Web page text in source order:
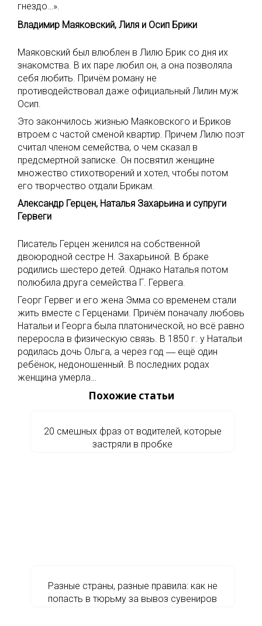
гнездо…».
Владимир Маяковский, Лиля и Осип Брики
Маяковский был влюблен в Лилю Брик со дня их
знакомства. В их паре любил он, а она позволяла
себя любить. Причём роману не
противодействовал даже официальный Лилин муж
Осип.
Это закончилось жизнью Маяковского и Бриков
втроем с частой сменой квартир. Причем Лилю поэт
считал членом семейства, о чем сказал в
предсмертной записке. Он посвятил женщине
множество стихотворений и хотел, чтобы потом
его творчество отдали Брикам.
Александр Герцен, Наталья Захарьина и супруги
Гервеги
Писатель Герцен женился на собственной
двоюродной сестре Н. Захарьиной. В браке
родились шестеро детей. Однако Наталья потом
полюбила друга семейства Г. Гервега.
Георг Гервег и его жена Эмма со временем стали
жить вместе с Герценами. Причём поначалу любовь
Натальи и Георга была платонической, но всё равно
переросла в физическую связь. В 1850 г. у Натальи
родилась дочь Ольга, а через год ― ещё один
ребёнок, недоношенный. В последних родах
женщина умерла…
Похожие статьи
20 смешных фраз от водителей, которые
застряли в пробке
Разные страны, разные правила: как не
попасть в тюрьму за вывоз сувениров